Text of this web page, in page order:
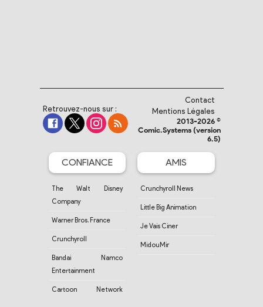
Retrouvez-nous sur :
Contact
Mentions Légales
2013-2026 ©
Comic.Systems (version
6.5)
CONFIANCE
The Walt Disney
Company
Warner Bros. France
Crunchyroll
Bandai Namco
Entertainment
Cartoon Network
AMIS
Crunchyroll News
Little Big Animation
Je Vais Ciner
MidouMir